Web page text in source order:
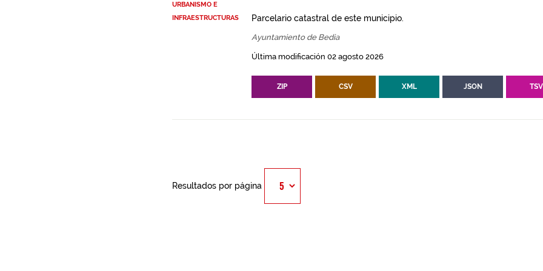
URBANISMO E
INFRAESTRUCTURAS
Parcelario catastral de este municipio.
Ayuntamiento de Bedia
Última modificación 02 agosto 2026
ZIP CSV XML JSON TSV
Resultados por página